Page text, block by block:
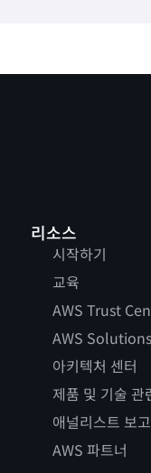
리소스
시작하기
교육
AWS Trust
AWS
아키텍처 센터
제품 및 기술 관
애널리스트 보
AWS 파트너